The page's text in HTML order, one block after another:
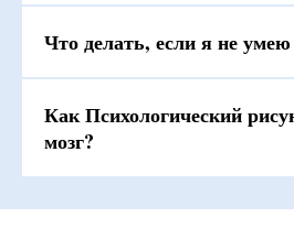
Что делать, если я не
Как Психологический
мозг?